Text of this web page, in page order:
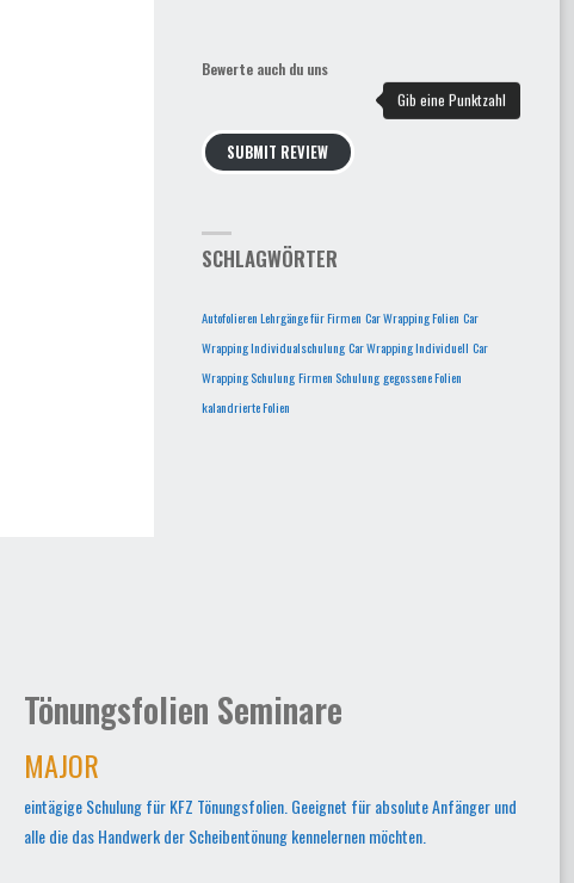
Bewerte auch du uns
SUBMIT REVIEW
SCHLAGWÖRTER
Autofolieren Lehrgänge für Firmen Car Wrapping Folien Car
Wrapping Individualschulung Car Wrapping Individuell Car
Wrapping Schulung Firmen Schulung gegossene Folien
kalandrierte Folien
Tönungsfolien Seminare
MAJOR
eintägige Schulung für KFZ Tönungsfolien. Geeignet für absolute Anfänger und
alle die das Handwerk der Scheibentönung kennelernen möchten.